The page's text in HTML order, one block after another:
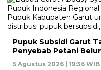
Pupuk Subsidi Garut
Penyebab Petani
5 Agustus 2026 | 19:36 WIB